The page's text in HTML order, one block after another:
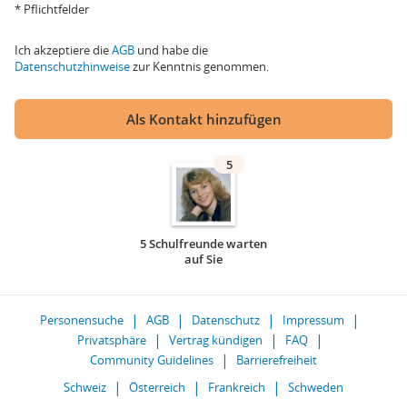
* Pflichtfelder
Ich akzeptiere dieAGB und habe die
Datenschutzhinweisezur Kenntnis genommen.
Als Kontakt hinzufügen
5
5 Schulfreunde warten
auf Sie
Personensuche AGB Datenschutz
Impressum
Privatsphäre
Vertrag kündigen
FAQ
Community Guidelines
Barrierefreiheit
Schweiz
Österreich Frankreich Schweden